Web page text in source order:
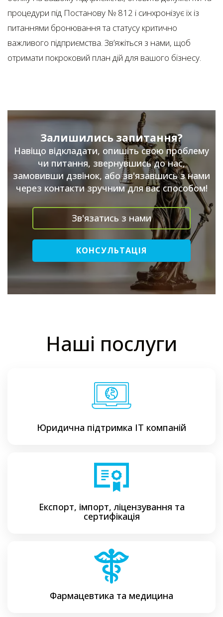
процедури під Постанову № 812 і синхронізує їх із
питаннями бронювання та статусу критично
важливого підприємства. Зв’яжіться з нами, щоб
отримати покроковий план дій для вашого бізнесу.
Залишились запитання?
Навіщо відкладати, опишіть свою проблему
чи питання, звернувшись до нас,
замовивши дзвінок, або зв'язавшись з нами
через контакти зручним для вас способом!
Зв'язатись з нами
КОНСУЛЬТАЦІЯ
Наші послуги
Юридична підтримка ІТ компаній
Експорт, імпорт, ліцензування та
сертифікація
Фармацевтика та медицина